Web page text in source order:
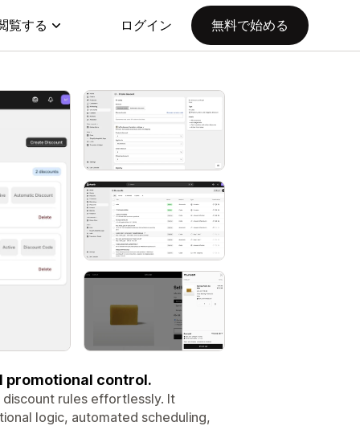
覧する ログイン 無料で始める
promotional control.
rules effortlessly. It
logic, automated scheduling,